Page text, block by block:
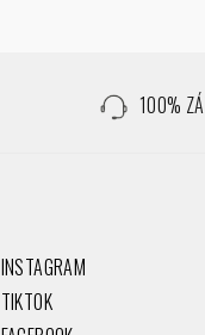
100%
INSTAGRAM
TIKTOK